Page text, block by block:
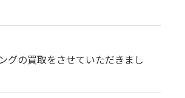
グの買取をさせていただきまし